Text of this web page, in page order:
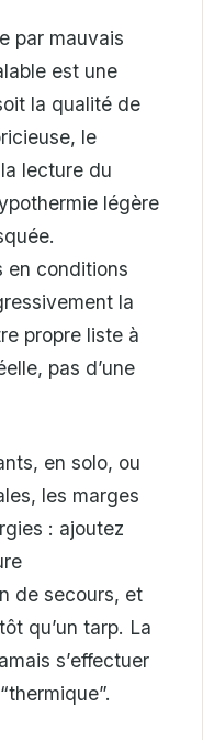
par mauvais
est une
la qualité de
le
lecture du
légère
en conditions
la
propre liste à
pas d’une
en solo, ou
les marges
: ajoutez
de secours, et
qu’un tarp. La
s’effectuer